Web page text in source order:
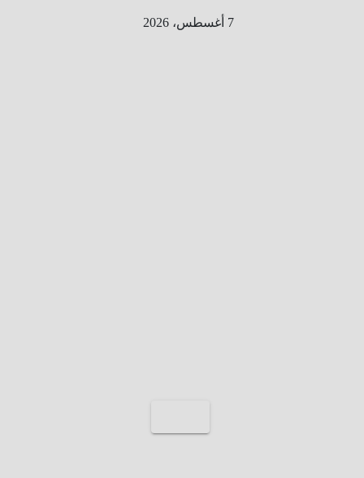
7 أغسطس، 2026